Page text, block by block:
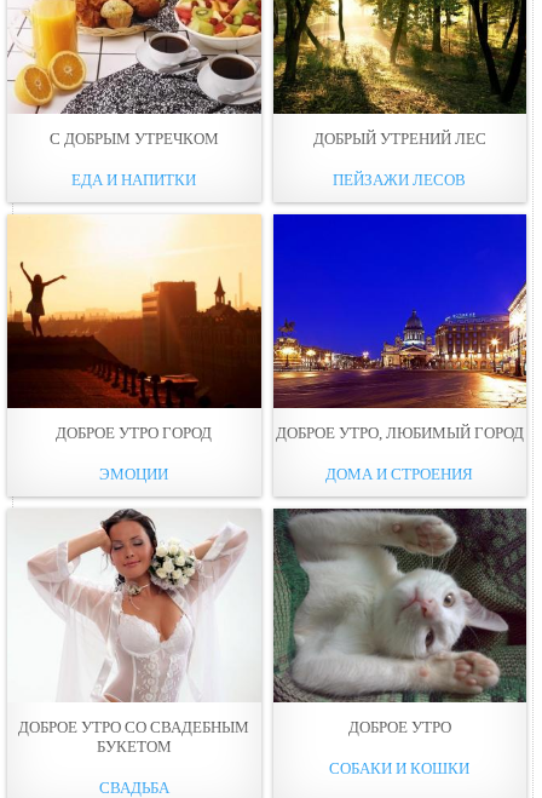
С ДОБРЫМ УТРЕЧКОМ
ЕДА И НАПИТКИ
ДОБРЫЙ УТРЕНИЙ ЛЕС
ПЕЙЗАЖИ ЛЕСОВ
ДОБРОЕ УТРО ГОРОД
ЭМОЦИИ
ДОБРОЕ УТРО, ЛЮБИМЫЙ ГОРОД
ДОМА И СТРОЕНИЯ
ДОБРОЕ УТРО СО СВАДЕБНЫМ
БУКЕТОМ
СВАДЬБА
ДОБРОЕ УТРО
СОБАКИ И КОШКИ